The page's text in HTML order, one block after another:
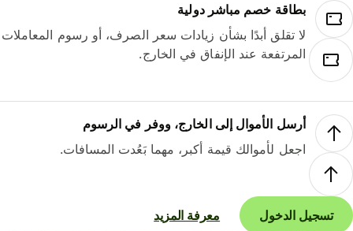
بطاقة خصم مباشر دولية
لا تقلق أبدًا بشأن زيادات سعر الصرف، أو رسوم المعاملات
المرتفعة عند الإنفاق في الخارج.
أرسل الأموال إلى الخارج، ووفر في الرسوم
اجعل لأموالك قيمة أكبر، مهما بَعُدت المسافات.
تسجيل الدخول معرفة المزيد